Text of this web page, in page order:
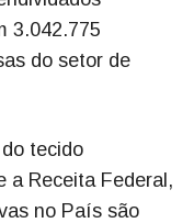
3.042.775
do setor de
tecido
a Receita Federal,
no País são